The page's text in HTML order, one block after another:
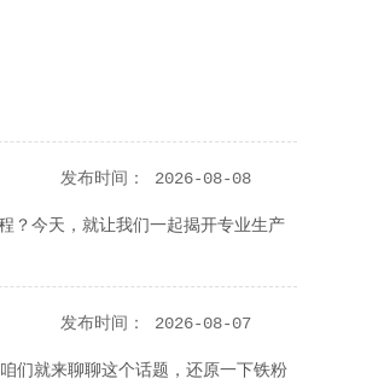
发布时间： 2026-08-08
？今天，就让我们一起揭开专业生产
发布时间： 2026-08-07
们就来聊聊这个话题，还原一下铁粉